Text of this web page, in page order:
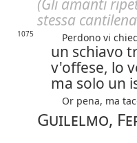
(Gli amanti
stessa
1075 Perdono vi
un schiavo
v'offese, lo
ma solo un
Or pena, ma
Guilelmo,